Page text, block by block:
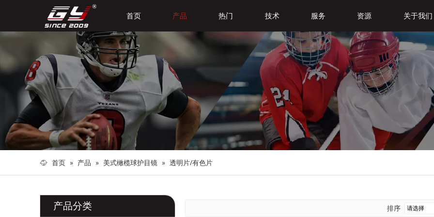
首页 产品 热门 技术 服务 资源 关于我们
首页 » 产品 » 美式橄榄球护目镜 » 透明片/有色片
产品分类 排序